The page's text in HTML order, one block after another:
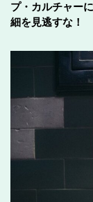
プ・カルチャー
細を見逃すな！